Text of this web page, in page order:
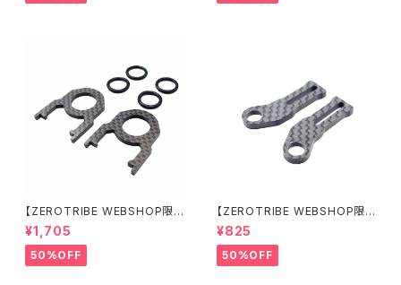
【ZEROTRIBE WEBSHOP限
定価格】RCM-BD11-TSE カ
ーボンツィーク スティックエンド
プレートセット YOKOMO BD11
用
¥1,705
50%OFF
【ZEROTRIBE WEBSHOP限
定価格】RCM-HRP-ZX-BD10
LCE Horizontalリアポストボ
ディマウンティングエクステンシ
ョンプレート Yokomo BD10L
¥825
50%OFF